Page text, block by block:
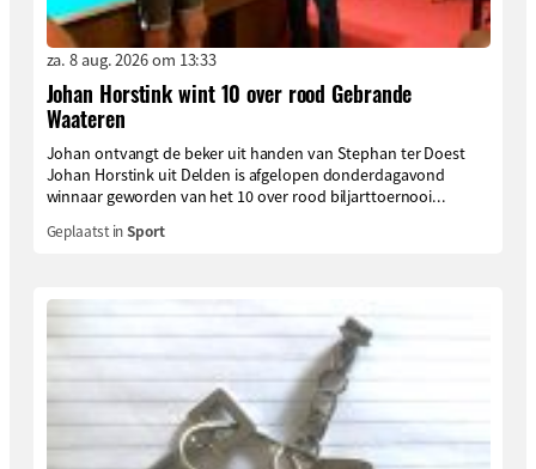
za. 8 aug. 2026 om 13:33
Johan Horstink wint 10 over rood Gebrande
Waateren
Johan ontvangt de beker uit handen van Stephan ter Doest
Johan Horstink uit Delden is afgelopen donderdagavond
winnaar geworden van het 10 over rood biljarttoernooi...
Geplaatst inSport